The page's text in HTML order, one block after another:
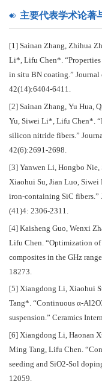
主要代表学术论著
[1] Sainan Zhang, Zhihua
Li*, Lifu Chen*. “Properties
in situ BN coating.” Journal
42(14):6404-6411.
[2] Sainan Zhang, Yu Hua,
Yu, Siwei Li*, Lifu Chen*.
silicon nitride fibers.”
42(6):2691-2698.
[3] Yanwen Li, Hongbo
Xiaohui Su, Jian Luo,
iron-containing SiC fibers.”
(41)4: 2306-2311.
[4] Kaisheng Guo, Wenxi
Lifu Chen. “Optimization
composites in the GHz
18273.
[5] Xiangdong Li, Xiaohui
Tang*. “Continuous α-
suspension.” Ceramics
[6] Xiangdong Li, Haonan
Ming Tang, Lifu Chen.
seeding and SiO2-Sol
12059.